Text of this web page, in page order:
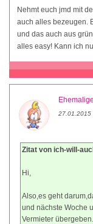
Nehmt euch jmd mit
auch alles bezeugen.
und das auch aus
alles easy! Kann ich
27.01.2015
Zitat von ich-will-
Hi,
Also,es geht
und nächste Woche
Vermieter übergeben.